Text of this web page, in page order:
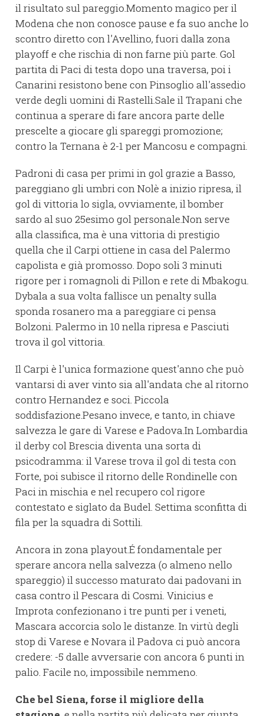
il risultato sul pareggio.Momento magico per il
Modena che non conosce pause e fa suo anche lo
scontro diretto con l'Avellino, fuori dalla zona
playoff e che rischia di non farne più parte. Gol
partita di Paci di testa dopo una traversa, poi i
Canarini resistono bene con Pinsoglio all'assedio
verde degli uomini di Rastelli.Sale il Trapani che
continua a sperare di fare ancora parte delle
prescelte a giocare gli spareggi promozione;
contro la Ternana è 2-1 per Mancosu e compagni.
Padroni di casa per primi in gol grazie a Basso,
pareggiano gli umbri con Nolè a inizio ripresa, il
gol di vittoria lo sigla, ovviamente, il bomber
sardo al suo 25esimo gol personale.Non serve
alla classifica, ma è una vittoria di prestigio
quella che il Carpi ottiene in casa del Palermo
capolista e già promosso. Dopo soli 3 minuti
rigore per i romagnoli di Pillon e rete di Mbakogu.
Dybala a sua volta fallisce un penalty sulla
sponda rosanero ma a pareggiare ci pensa
Bolzoni. Palermo in 10 nella ripresa e Pasciuti
trova il gol vittoria.
Il Carpi è l'unica formazione quest'anno che può
vantarsi di aver vinto sia all'andata che al ritorno
contro Hernandez e soci. Piccola
soddisfazione.Pesano invece, e tanto, in chiave
salvezza le gare di Varese e Padova.In Lombardia
il derby col Brescia diventa una sorta di
psicodramma: il Varese trova il gol di testa con
Forte, poi subisce il ritorno delle Rondinelle con
Paci in mischia e nel recupero col rigore
contestato e siglato da Budel. Settima sconfitta di
fila per la squadra di Sottili.
Ancora in zona playout.É fondamentale per
sperare ancora nella salvezza (o almeno nello
spareggio) il successo maturato dai padovani in
casa contro il Pescara di Cosmi. Vinicius e
Improta confezionano i tre punti per i veneti,
Mascara accorcia solo le distanze. In virtù degli
stop di Varese e Novara il Padova ci può ancora
credere: -5 dalle avversarie con ancora 6 punti in
palio. Facile no, impossibile nemmeno.
Che bel Siena, forse il migliore della